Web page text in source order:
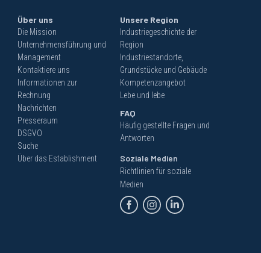
Über uns
Die Mission
Unternehmensführung und
Management
Kontaktiere uns
Informationen zur
Rechnung
Nachrichten
Presseraum
DSGVO
Suche
Über das Establishment
Unsere Region
Industriegeschichte der
Region
Industriestandorte,
Grundstücke und Gebäude
Kompetenzangebot
Lebe und lebe
FAQ
Häufig gestellte Fragen und
Antworten
Soziale Medien
Richtlinien für soziale
Medien